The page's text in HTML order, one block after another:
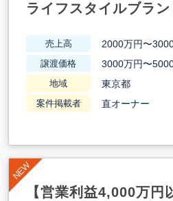
ライフスタイルブラン
売上高 2000万円〜
譲渡価格 3000万円〜
地域 東京都
案件掲載者 直オーナー
【営業利益4,000万円